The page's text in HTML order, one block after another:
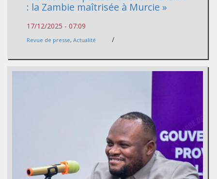
: la Zambie maîtrisée à Murcie »
17/12/2025 - 07:09
Revue de presse, Actualité /